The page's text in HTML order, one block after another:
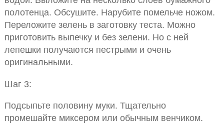
полотенца. Обсушите. Нарубите помельче ножом.
Переложите зелень в заготовку теста. Можно
приготовить выпечку и без зелени. Но с ней
лепешки получаются пестрыми и очень
оригинальными.
Шаг 3:
Подсыпьте половину муки. Тщательно
промешайте миксером или обычным венчиком.